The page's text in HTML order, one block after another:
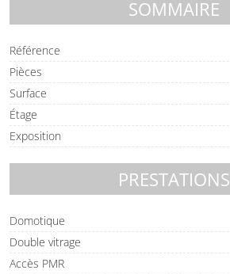
SOMMAIRE
Référence
Pièces
Surface
Étage
Exposition
PRESTATIONS
Domotique
Double vitrage
Accès PMR